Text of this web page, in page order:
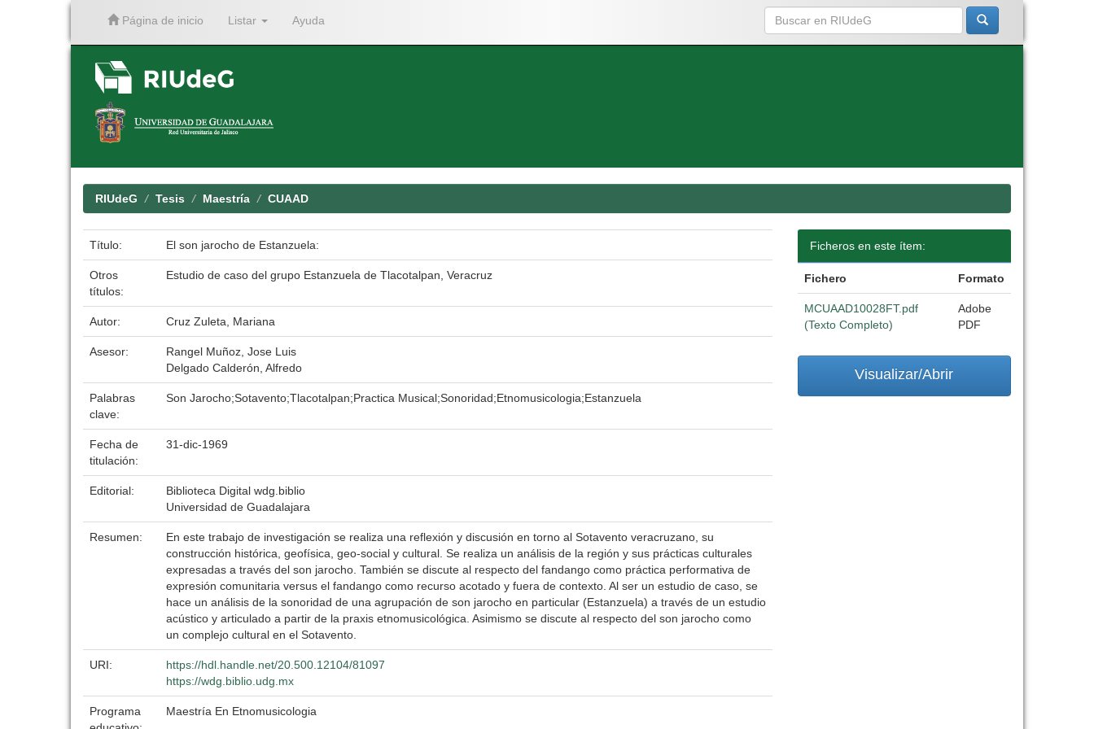
Página de inicio Listar Ayuda
RIUdeG Tesis Maestría CUAAD
Título: El son jarocho de Estanzuela:
Otros
títulos:
Estudio de caso del grupo Estanzuela de Tlacotalpan, Veracruz
Autor: Cruz Zuleta, Mariana
Asesor:
Rangel Muñoz, Jose Luis
Delgado Calderón, Alfredo
Palabras
clave:
Son Jarocho;Sotavento;Tlacotalpan;Practica Musical;Sonoridad;Etnomusicologia;Estanzuela
Fecha de
titulación:
31-dic-1969
Editorial:
Biblioteca Digital wdg.biblio
Universidad de Guadalajara
Resumen:
En este trabajo de investigación se realiza una reflexión y discusión en torno al Sotavento veracruzano, su
construcción histórica, geofísica, geo-social y cultural. Se realiza un análisis de la región y sus prácticas culturales
expresadas a través del son jarocho. También se discute al respecto del fandango como práctica performativa de
expresión comunitaria versus el fandango como recurso acotado y fuera de contexto. Al ser un estudio de caso, se
hace un análisis de la sonoridad de una agrupación de son jarocho en particular (Estanzuela) a través de un estudio
acústico y articulado a partir de la praxis etnomusicológica. Asimismo se discute al respecto del son jarocho como
un complejo cultural en el Sotavento.
URI:
https://hdl.handle.net/20.500.12104/81097
https://wdg.biblio.udg.mx
Programa
Maestría En Etnomusicologia
Ficheros en este ítem:
Fichero Formato
MCUAAD10028FT.pdf
(Texto Completo)
Adobe
PDF
Visualizar/Abrir